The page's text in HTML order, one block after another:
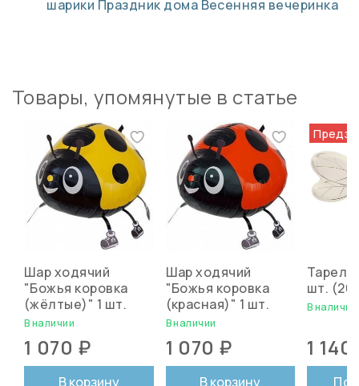
шарики Праздник дома Весенняя вечеринка
Товары, упомянутые в статье
Шар ходячий
"Божья коровка
(жёлтые)" 1 шт.
В наличии
1 070 ₽
В корзину
Шар ходячий
"Божья коровка
(красная)" 1 шт.
В наличии
1 070 ₽
В корзину
шт. (20
В
1